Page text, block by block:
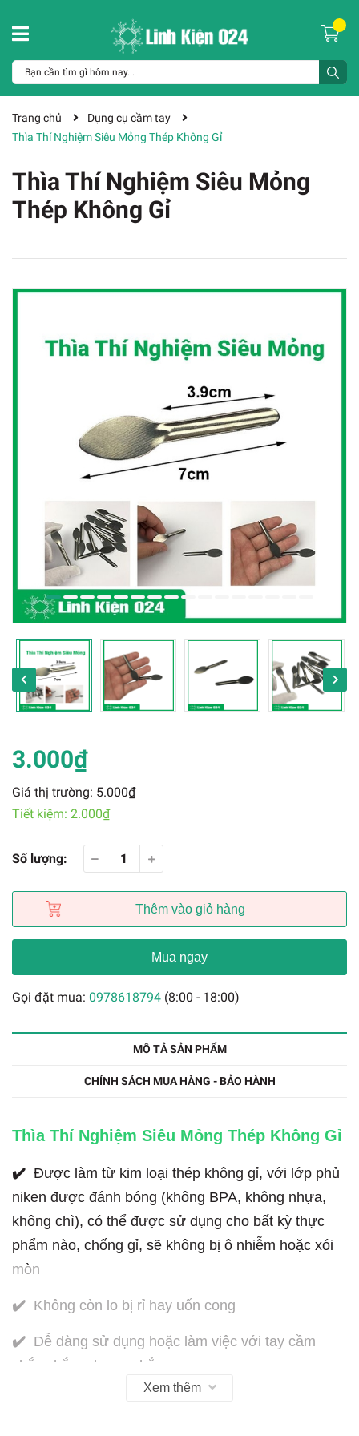
Trang chủ
Dụng cụ cầm tay
Thìa Thí Nghiệm Siêu Mỏng Thép Không Gỉ
Thìa Thí Nghiệm Siêu Mỏng
Thép Không Gỉ
3.000₫
Giá thị trường: 5.000₫
Tiết kiệm: 2.000₫
Số lượng:
Thêm vào giỏ hàng
Mua ngay
Gọi đặt mua: 0978618794 (8:00 - 18:00)
MÔ TẢ SẢN PHẨM
CHÍNH SÁCH MUA HÀNG - BẢO HÀNH
Thìa Thí Nghiệm Siêu Mỏng Thép Không Gỉ
✔️ Được làm từ kim loại thép không gỉ, với lớp phủ
niken được đánh bóng (không BPA, không nhựa,
không chì), có thể được sử dụng cho bất kỳ thực
phẩm nào, chống gỉ, sẽ không bị ô nhiễm hoặc xói
mòn
✔️ Không còn lo bị rỉ hay uốn cong
✔️ Dễ dàng sử dụng hoặc làm việc với tay cầm
chắc chắn, nhưng phẳng.
Xem thêm